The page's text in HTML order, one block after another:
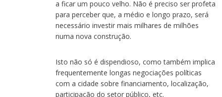
a ficar um pouco velho. Não é preciso ser profeta
para perceber que, a médio e longo prazo, será
necessário investir mais milhares de milhões
numa nova construção.
Isto não só é dispendioso, como também implica
frequentemente longas negociações políticas
com a cidade sobre financiamento, localização,
participação do setor público, etc.